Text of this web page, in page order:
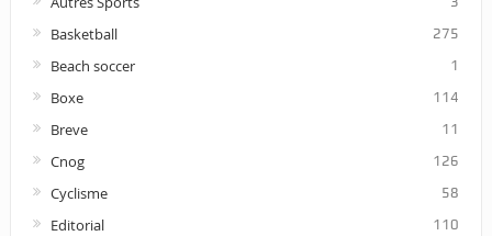
Basketball 275
Beach soccer 1
Boxe 114
Breve 11
Cnog 126
Cyclisme 58
Editorial 110